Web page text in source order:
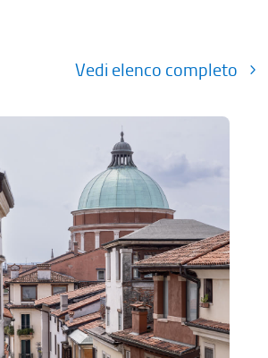
Vedi elenco completo